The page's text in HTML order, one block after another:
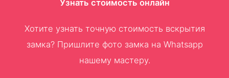
Узнать стоимость онлайн
Хотите узнать точную стоимость вскрытия
замка? Пришлите фото замка на Whatsapp
нашему мастеру.